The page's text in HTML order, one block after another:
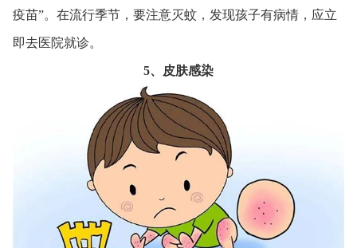
疫苗”。在流行季节，要注意灭蚊，发现孩子有病情，应立
即去医院就诊。
5、皮肤感染